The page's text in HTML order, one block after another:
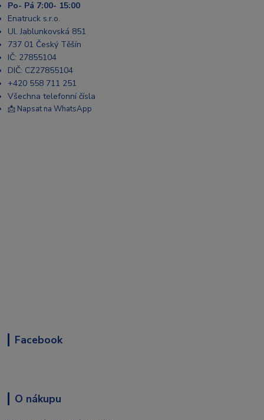
Po- Pá 7:00- 15:00
Enatruck s.r.o.
Ul. Jablunkovská 851
737 01 Český Těšín
IČ: 27855104
DIČ: CZ27855104
+420 558 711 251
Všechna telefonní čísla
📩 Napsat na WhatsApp
Facebook
O nákupu